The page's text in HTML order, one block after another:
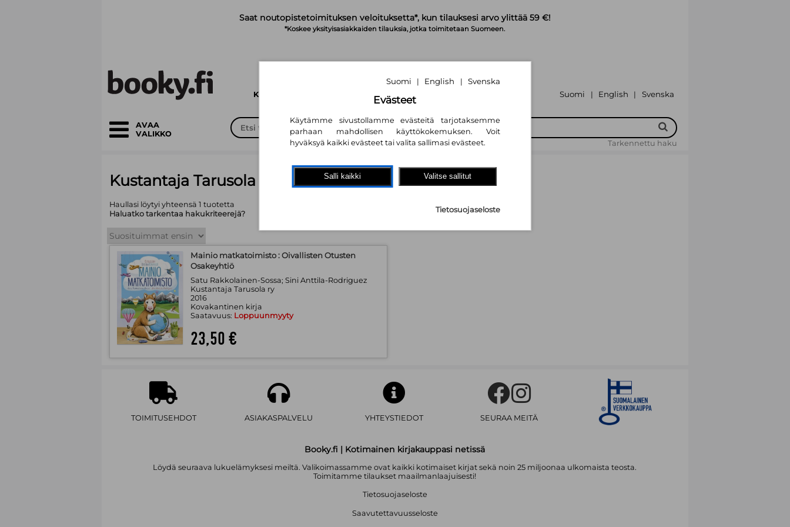
Saat noutopistetoimituksen veloituksetta*, kun tilauksesi arvo ylittää 59 €!
*Koskee yksityisasiakkaiden tilauksia, jotka toimitetaan Suomeen.
KIRJAUDU OSTOSKORI Suomi | English | Svenska
AVAA
VALIKKO
Tarkennettu haku
Kustantaja Tarusola ry | Booky.fi
Haullasi löytyi yhteensä 1 tuotetta
Haluatko tarkentaa hakukriteerejä?
Mainio matkatoimisto : Oivallisten Otusten
Osakeyhtiö
Satu Rakkolainen-Sossa; Sini Anttila-Rodriguez
Kustantaja Tarusola ry
2016
Kovakantinen kirja
Saatavuus: Loppuunmyyty
23,50 €
TOIMITUSEHDOT ASIAKASPALVELU YHTEYSTIEDOT SEURAA MEITÄ
Booky.fi | Kotimainen kirjakauppasi netissä
Löydä seuraava lukuelämyksesi meiltä. Valikoimassamme ovat kaikki kotimaiset kirjat sekä noin 25 miljoonaa ulkomaista teosta.
Toimitamme tilaukset maailmanlaajuisesti!
Tietosuojaseloste
Saavutettavuusseloste
Suomi | English | Svenska
Evästeet
Käytämme sivustollamme evästeitä tarjotaksemme
parhaan mahdollisen käyttökokemuksen. Voit
hyväksyä kaikki evästeet tai valita sallimasi evästeet.
Salli kaikki Valitse sallitut
Tietosuojaseloste